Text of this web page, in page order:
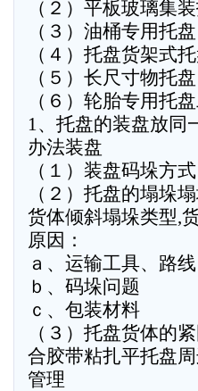
（２）平板玻璃集
（３）油桶专用托盘
（４）托盘货架式
（５）长尺寸物托盘
（６）轮胎专用托
1、托盘的装盘放同
办法装盘
（１）装盘码垛方
（２）托盘的塌垛
货体倾斜塌垛类型,
原因：
ａ、运输工具、路
ｂ、码垛问题
ｃ、包装材料
（３）托盘货体的
合胶带粘扎平托盘
管理